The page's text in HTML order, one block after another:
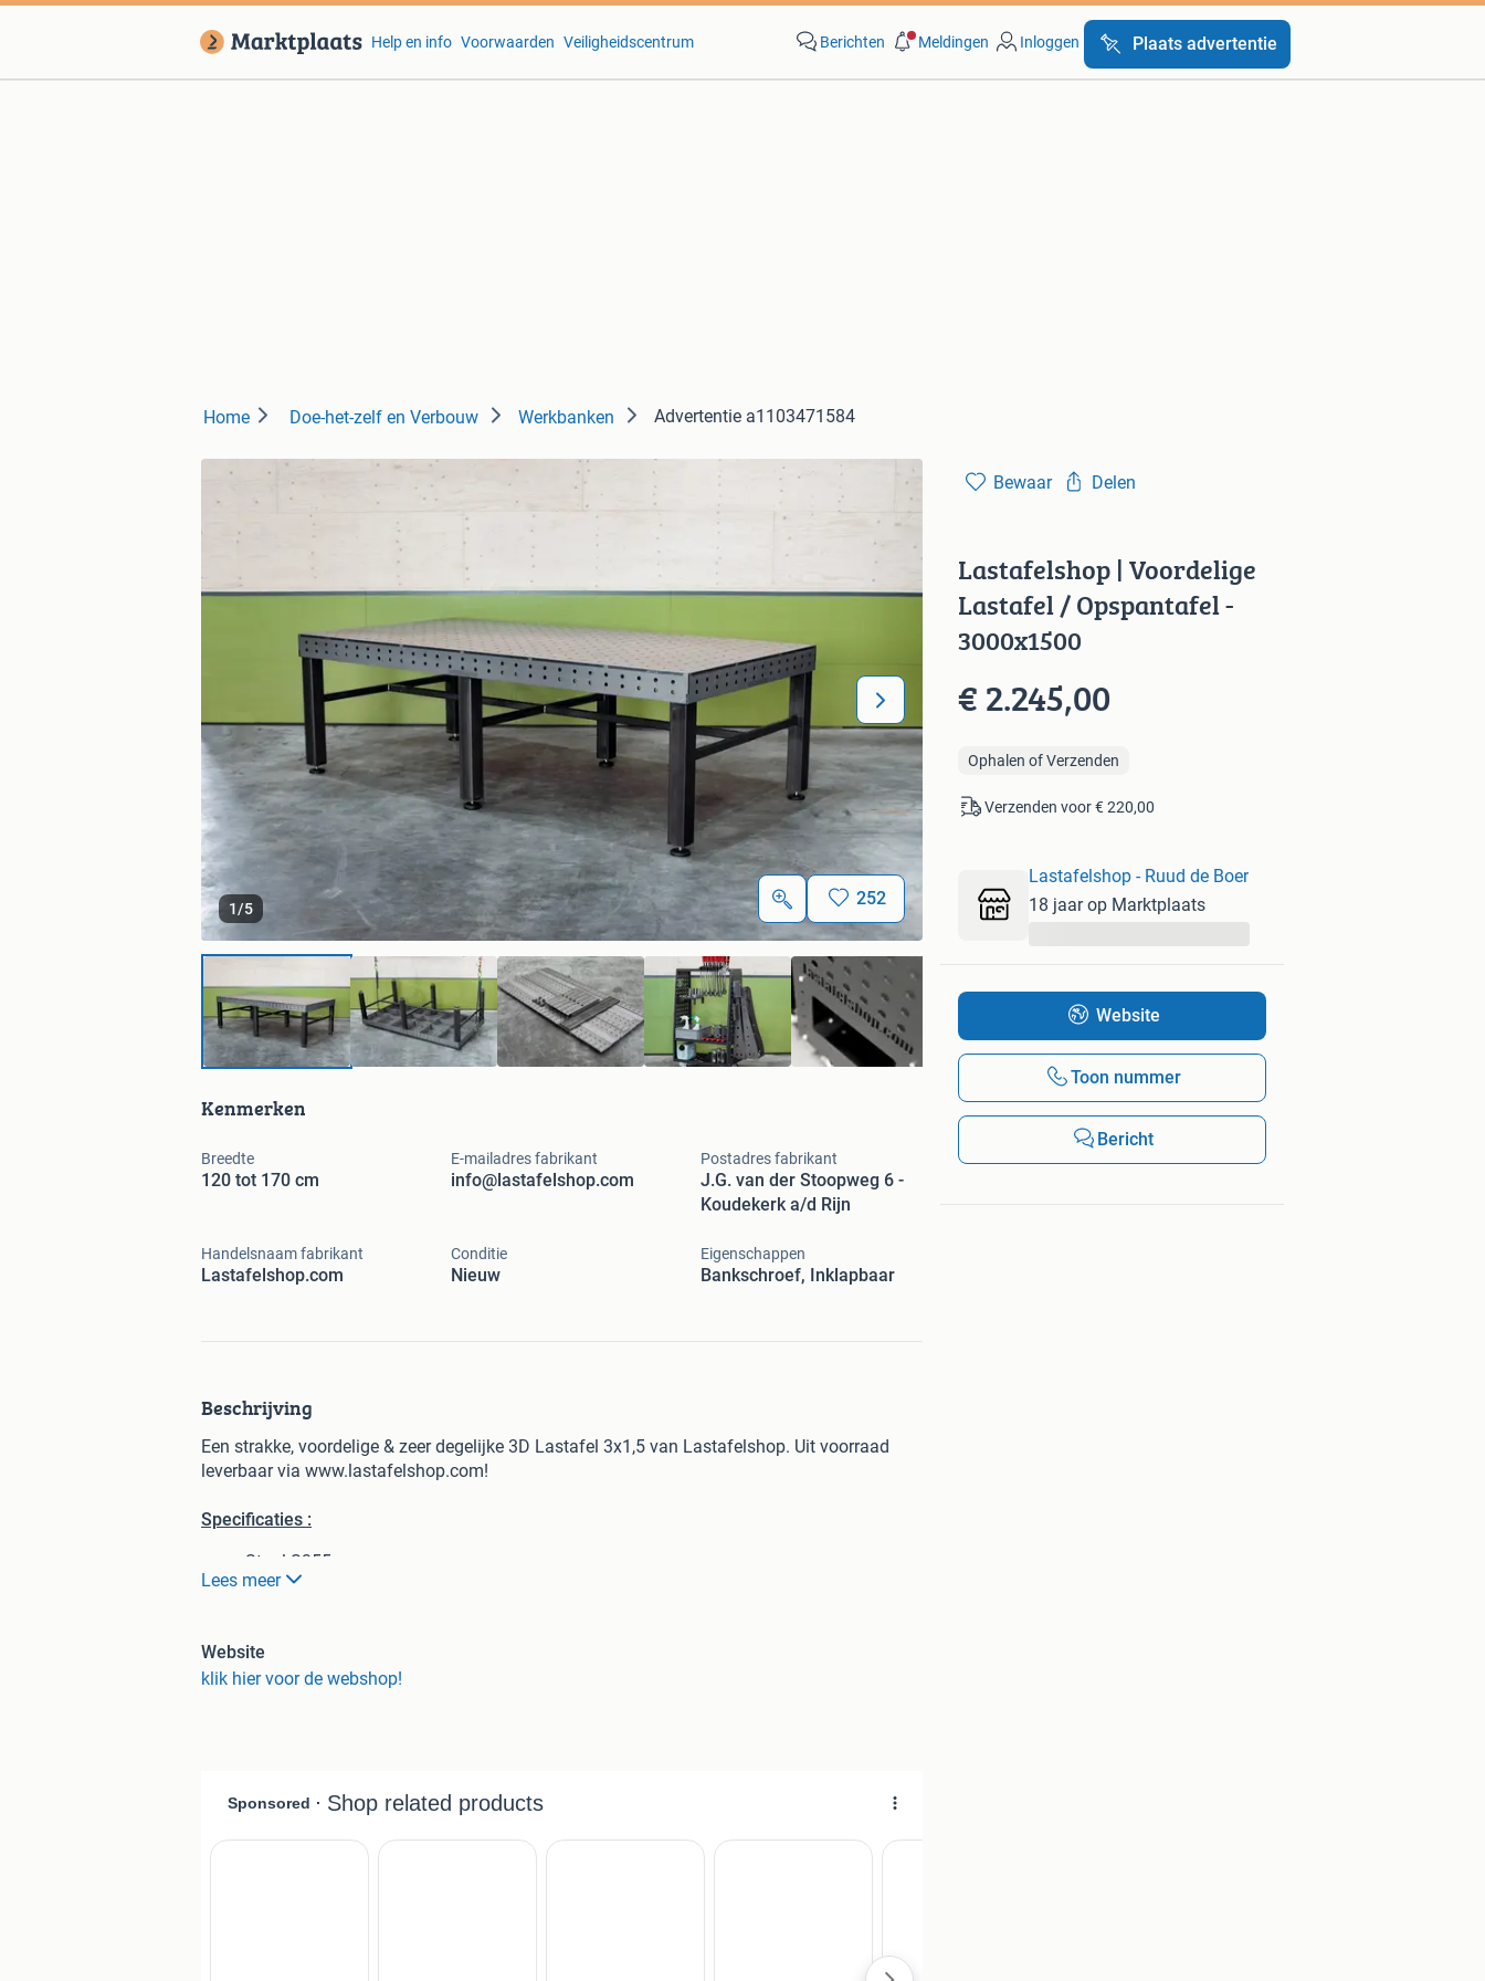
Help en info Voorwaarden Veiligheidscentrum Berichten Meldingen Inloggen Plaats advertentie
Home Doe-het-zelf en Verbouw Werkbanken Advertentie a1103471584
1/5 252
Kenmerken
Breedte
120 tot 170 cm
E-mailadres fabrikant
info@lastafelshop.com
Postadres fabrikant
J.G. van der Stoopweg 6 -
Koudekerk a/d Rijn
Handelsnaam fabrikant
Lastafelshop.com
Conditie
Nieuw
Eigenschappen
Bankschroef, Inklapbaar
Beschrijving
Een strakke, voordelige & zeer degelijke 3D Lastafel 3x1,5 van Lastafelshop. Uit voorraad
leverbaar via www.lastafelshop.com!
Specificaties :
Staal S355
Blad 15 mm dik
Onderstel van koker 100x100 voorzien van M20 stelvoeten
Vlakheid +- 0.05 mm
Gaten h.o.h 100 mm
Gaten 16 / 20 en 28 mm allemaal leverbaar
Lees meer
Website
klik hier voor de webshop!
Bewaar Delen
Lastafelshop | Voordelige
Lastafel / Opspantafel -
3000x1500
€ 2.245,00
Ophalen of Verzenden
Verzenden voor € 220,00
Lastafelshop - Ruud de Boer
18 jaar op Marktplaats
Website
Toon nummer
Bericht